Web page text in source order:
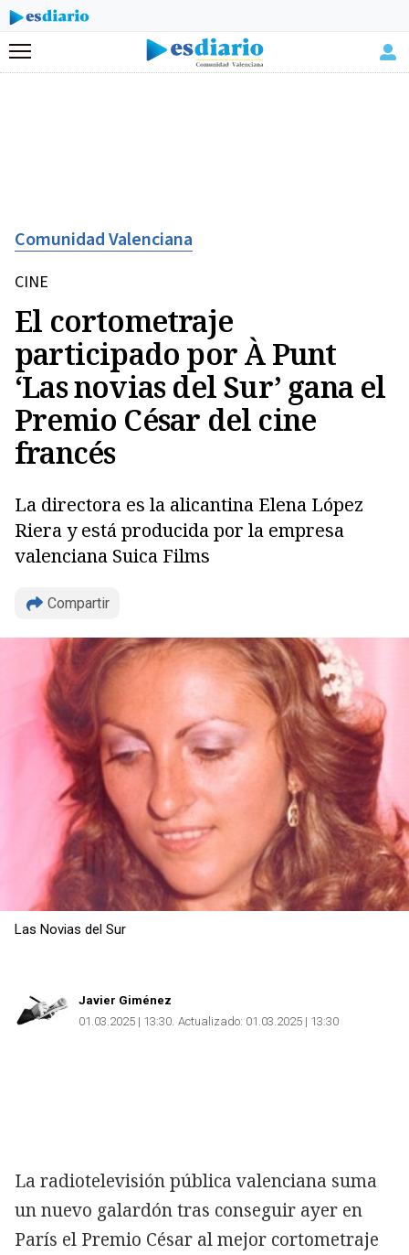
Menú
Comunidad Valenciana
CINE
El cortometraje
participado por À Punt
‘Las novias del Sur’ gana el
Premio César del cine
francés
La directora es la alicantina Elena López
Riera y está producida por la empresa
valenciana Suica Films
Compartir
Las Novias del Sur
Javier Giménez
01.03.2025 | 13:30 Actualizado: 01.03.2025 | 13:30
La radiotelevisión pública valenciana suma
un nuevo galardón tras conseguir ayer en
París el Premio César al mejor cortometraje